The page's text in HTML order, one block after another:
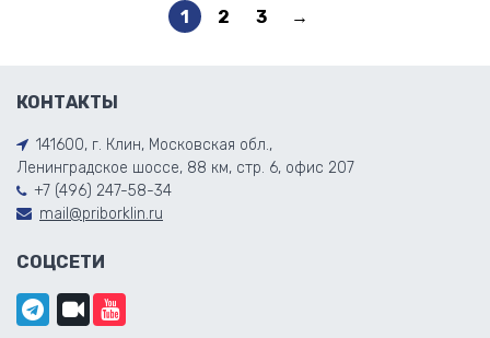
1 2 3 →
КОНТАКТЫ
141600, г. Клин, Московская обл.,
Ленинградское шоссе, 88 км, стр. 6, офис 207
+7 (496) 247-58-34
mail@priborklin.ru
СОЦСЕТИ